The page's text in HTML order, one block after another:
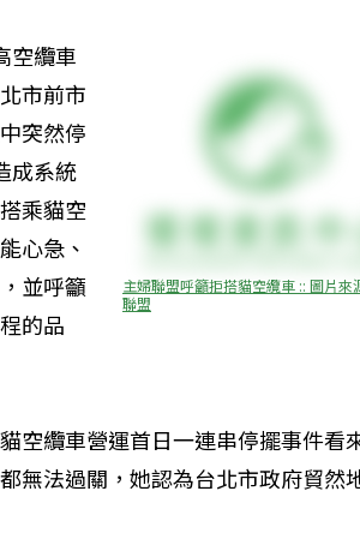
主婦聯盟呼籲拒搭貓空纜車 :: 圖片來
聯盟
空纜車
市前市
突然停
成系統
乘貓空
心急、
並呼籲
的品
空纜車營運首日一連串停擺事件看
無法過關，她認為台北市政府貿然